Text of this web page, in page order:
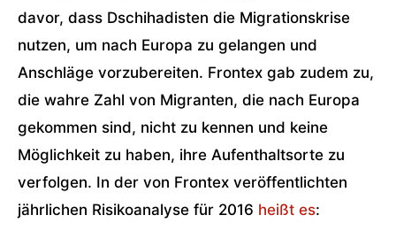
davor, dass Dschihadisten die Migrationskrise
nutzen, um nach Europa zu gelangen und
Anschläge vorzubereiten. Frontex gab zudem zu,
die wahre Zahl von Migranten, die nach Europa
gekommen sind, nicht zu kennen und keine
Möglichkeit zu haben, ihre Aufenthaltsorte zu
verfolgen. In der von Frontex veröffentlichten
jährlichen Risikoanalyse für 2016 heißt es: